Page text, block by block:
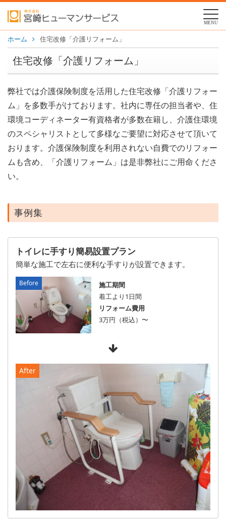
MENU
ホーム 住宅改修「介護リフォーム」
住宅改修「介護リフォーム」
弊社では介護保険制度を活用した住宅改修「介護リフォー
ム」を多数手がけております。社内に専任の担当者や、住
環境コーディネーター有資格者が多数在籍し、介護住環境
のスペシャリストとして多様なご要望に対応させて頂いて
おります。介護保険制度を利用されない自費でのリフォー
ムも含め、「介護リフォーム」は是非弊社にご用命くださ
い。
事例集
トイレに手すり簡易設置プラン
簡単な施工で左右に便利な手すりが設置できます。
施工期間
着工より1日間
リフォーム費用
3万円（税込）〜